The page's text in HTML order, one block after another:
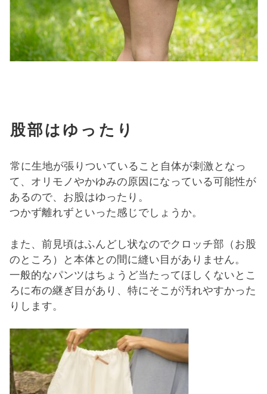
股部はゆったり
常に生地が張りついていること自体が刺激となっ
て、オリモノやかゆみの原因になっている可能性が
あるので、お股はゆったり。
つかず離れずといった感じでしょうか。
また、前見頃はふんどし状なのでクロッチ部（お股
のところ）と本体との間に縫い目がありません。
一般的なパンツはちょうど当たってほしくないとこ
ろに布の継ぎ目があり、特にそこが汚れやすかった
りします。